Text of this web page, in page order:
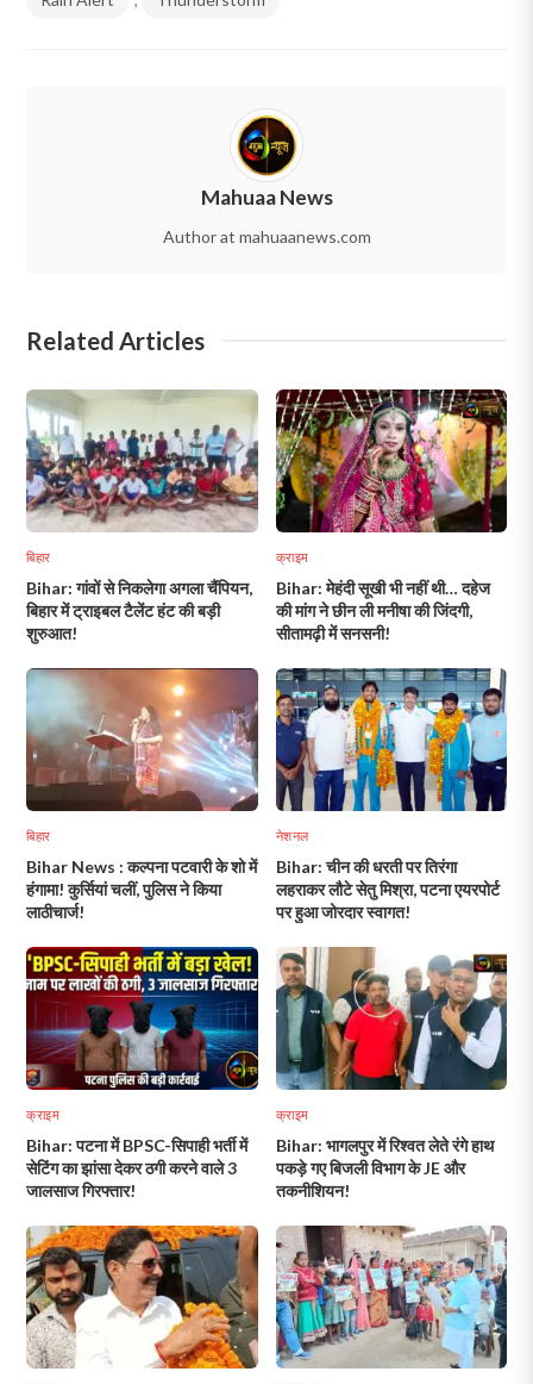
Mahuaa News
Author at mahuaanews.com
Related Articles
बिहार
Bihar: गांवों से निकलेगा अगला चैंपियन,
बिहार में ट्राइबल टैलेंट हंट की बड़ी
शुरुआत!
क्राइम
Bihar: मेहंदी सूखी भी नहीं थी… दहेज
की मांग ने छीन ली मनीषा की जिंदगी,
सीतामढ़ी में सनसनी!
बिहार
Bihar News : कल्पना पटवारी के शो में
हंगामा! कुर्सियां चलीं, पुलिस ने किया
लाठीचार्ज!
नेशनल
Bihar: चीन की धरती पर तिरंगा
लहराकर लौटे सेतु मिश्रा, पटना एयरपोर्ट
पर हुआ जोरदार स्वागत!
क्राइम
Bihar: पटना में BPSC-सिपाही भर्ती में
सेटिंग का झांसा देकर ठगी करने वाले 3
जालसाज गिरफ्तार!
क्राइम
Bihar: भागलपुर में रिश्वत लेते रंगे हाथ
पकड़े गए बिजली विभाग के JE और
तकनीशियन!